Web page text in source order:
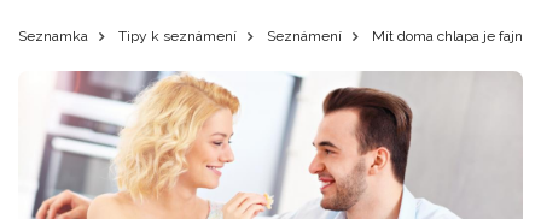
Seznamka Tipy k seznámení Seznámení Mít doma chlapa je fajn